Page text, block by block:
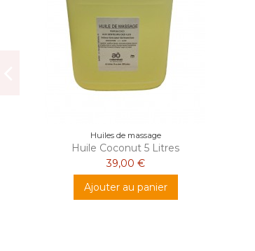
Huiles de massage
Huile Coconut 5 Litres
39,00 €
Ajouter au panier